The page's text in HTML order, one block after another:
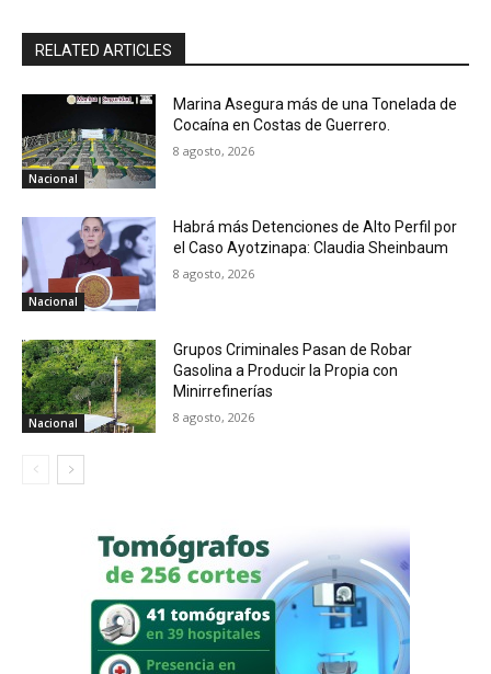
RELATED ARTICLES
Nacional
Marina Asegura más de una Tonelada de
Cocaína en Costas de Guerrero.
8 agosto, 2026
Nacional
Habrá más Detenciones de Alto Perfil por
el Caso Ayotzinapa: Claudia Sheinbaum
8 agosto, 2026
Nacional
Grupos Criminales Pasan de Robar
Gasolina a Producir la Propia con
Minirrefinerías
8 agosto, 2026